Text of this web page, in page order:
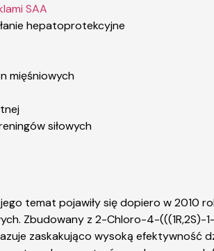
SAA
hepatoprotekcyjne
mięśniowych
siłowych
temat pojawiły się dopiero w 2010
Zbudowany z 2-Chloro-4-
zaskakująco wysoką efektywność